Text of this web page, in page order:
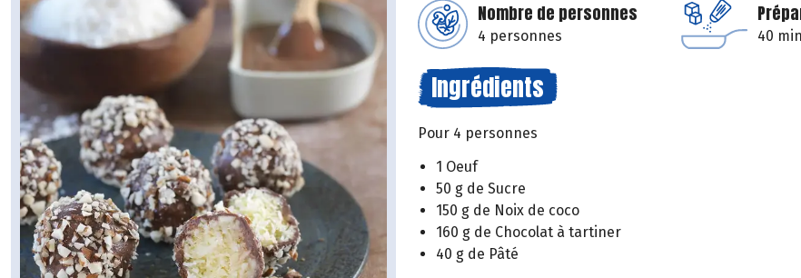
Nombre de personnes
4 personnes 40 min
Ingrédients
Pour 4 personnes
1 Oeuf
50 g de Sucre
150 g de Noix de coco
160 g de Chocolat à tartiner
40 g de Pâté